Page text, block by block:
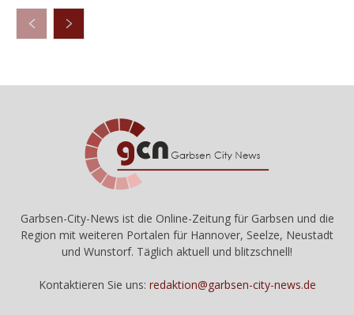
Garbsen-City-News ist die Online-Zeitung für Garbsen und die
Region mit weiteren Portalen für Hannover, Seelze, Neustadt
und Wunstorf. Täglich aktuell und blitzschnell!
Kontaktieren Sie uns: redaktion@garbsen-city-news.de